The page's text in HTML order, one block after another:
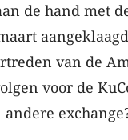
de hand met
van de
voor de
andere